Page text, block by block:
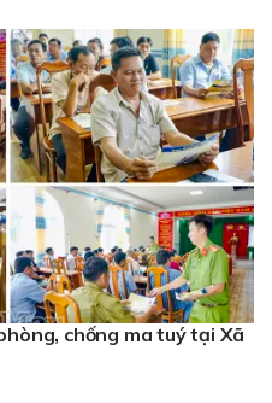
chống ma tuý tại Xã